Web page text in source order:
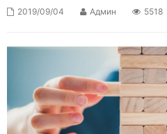
2019/09/04 Админ 5518